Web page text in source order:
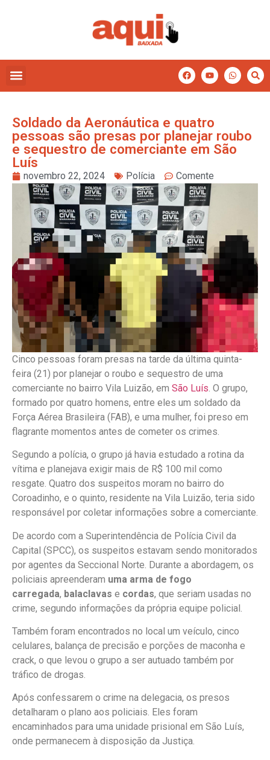
Soldado da Aeronáutica e quatro
pessoas são presas por planejar roubo
e sequestro de comerciante em São
Luís
novembro 22, 2024 Polícia Comente
Cinco pessoas foram presas na tarde da última quinta-
feira (21) por planejar o roubo e sequestro de uma
comerciante no bairro Vila Luizão, em São Luís . O grupo,
formado por quatro homens, entre eles um soldado da
Força Aérea Brasileira (FAB), e uma mulher, foi preso em
flagrante momentos antes de cometer os crimes.
Segundo a polícia, o grupo já havia estudado a rotina da
vítima e planejava exigir mais de R$ 100 mil como
resgate. Quatro dos suspeitos moram no bairro do
Coroadinho, e o quinto, residente na Vila Luizão, teria sido
responsável por coletar informações sobre a comerciante.
De acordo com a Superintendência de Polícia Civil da
Capital (SPCC), os suspeitos estavam sendo monitorados
por agentes da Seccional Norte. Durante a abordagem, os
policiais apreenderam uma arma de fogo
carregada, balaclavas e cordas, que seriam usadas no
crime, segundo informações da própria equipe policial.
Também foram encontrados no local um veículo, cinco
celulares, balança de precisão e porções de maconha e
crack, o que levou o grupo a ser autuado também por
tráfico de drogas.
Após confessarem o crime na delegacia, os presos
detalharam o plano aos policiais. Eles foram
encaminhados para uma unidade prisional em São Luís,
onde permanecem à disposição da Justiça.